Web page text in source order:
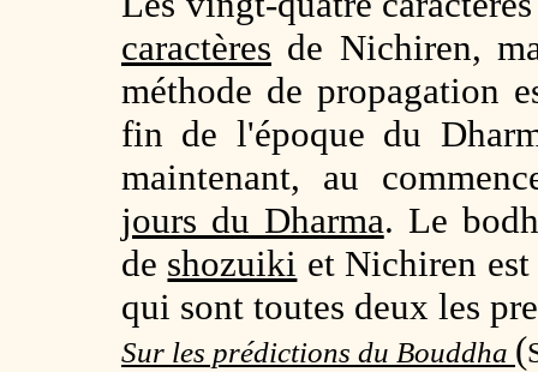
caractères de Nichiren,
méthode de propagation
fin de l'époque du
maintenant, au
jours du Dharma. Le
de shozuiki et Nichiren
qui sont toutes deux les
Sur les prédictions du Bouddha (